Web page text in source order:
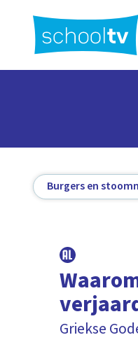
hoofdinhoud
Burgers en
Griekse